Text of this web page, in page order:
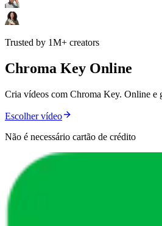
Trusted by 1M+ creators
Chroma Key Online
Cria vídeos com Chroma Key. Online e
Escolher vídeo
Não é necessário cartão de crédito